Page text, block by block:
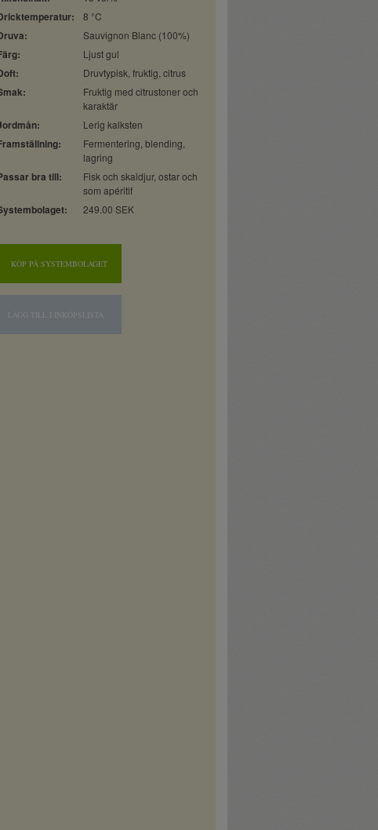
8 °C
Sauvignon Blanc (100%)
Ljust gul
Druvtypisk, fruktig, citrus
Fruktig med citrustoner och
karaktär
Lerig kalksten
Fermentering, blending,
lagring
bra till:
Fisk och skaldjur, ostar och
som apéritif
249.00 SEK
KÖP PÅ SYSTEMBOLAGET
LÄGG TILL I INKÖPSLISTA